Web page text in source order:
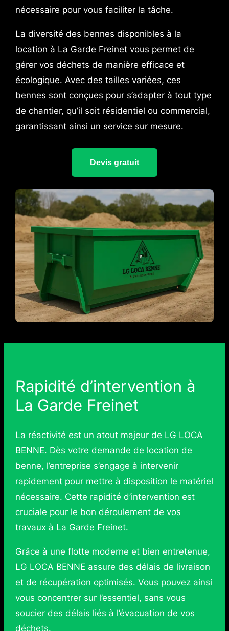
nécessaire pour vous faciliter la tâche.
La diversité des bennes disponibles à la
location à La Garde Freinet vous permet de
gérer vos déchets de manière efficace et
écologique. Avec des tailles variées, ces
bennes sont conçues pour s’adapter à tout type
de chantier, qu’il soit résidentiel ou commercial,
garantissant ainsi un service sur mesure.
Devis gratuit
Rapidité d’intervention à
La Garde Freinet
La réactivité est un atout majeur de LG LOCA
BENNE. Dès votre demande de location de
benne, l’entreprise s’engage à intervenir
rapidement pour mettre à disposition le matériel
nécessaire. Cette rapidité d’intervention est
cruciale pour le bon déroulement de vos
travaux à La Garde Freinet.
Grâce à une flotte moderne et bien entretenue,
LG LOCA BENNE assure des délais de livraison
et de récupération optimisés. Vous pouvez ainsi
vous concentrer sur l’essentiel, sans vous
soucier des délais liés à l’évacuation de vos
déchets.